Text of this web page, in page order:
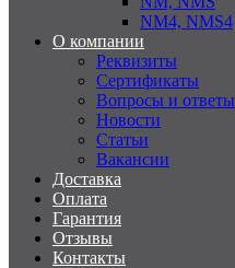
NM4, NMS4
О компании
Реквизиты
Сертификаты
Вопросы и ответы
Новости
Статьи
Вакансии
Доставка
Оплата
Гарантия
Отзывы
Контакты